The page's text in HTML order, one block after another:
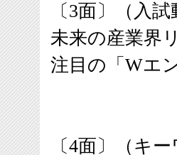
〔3面〕（ 入
未来の産業界
注目の「Wエ
〔4面〕（キ